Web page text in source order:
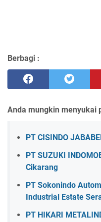
Berbagi :
Anda mungkin menyukai
PT CISINDO
PT SUZUKI
Cikarang
PT Sokonindo
Industrial Estate
PT HIKARI